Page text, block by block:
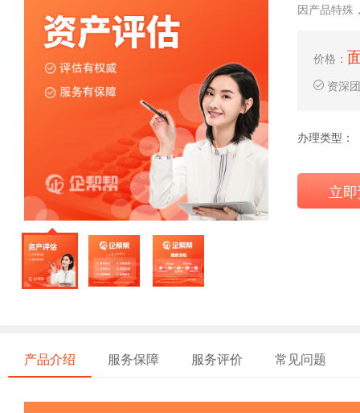
因产品特殊
价格：
资深
办理类型：
立
产品介绍 服务保障 服务评价 常见问题